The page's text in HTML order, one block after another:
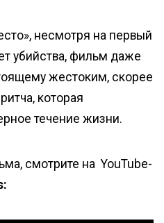
несмотря на первый
убийства, фильм даже
жестоким, скорее
которая
течение жизни.
смотрите на YouTube-